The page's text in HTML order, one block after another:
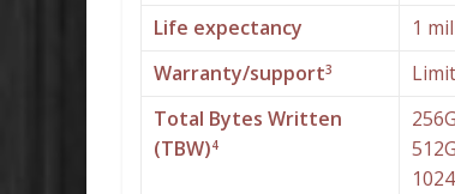
Life expectancy
1
Warranty/support3
Total Bytes Written
(TBW)4